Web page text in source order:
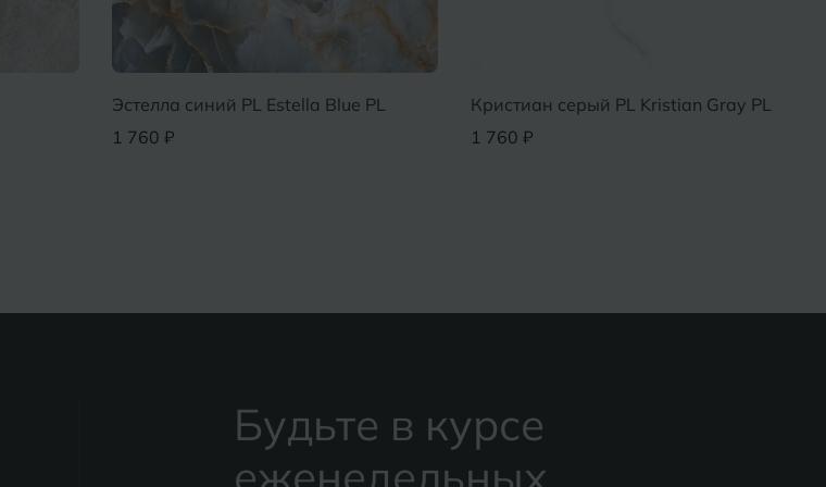
Эстелла синий PL Estella Blue PL
1 760 ₽
Кристиан серый PL Kristian Gray PL
1 760 ₽
Будьте в курсе
еженедельных